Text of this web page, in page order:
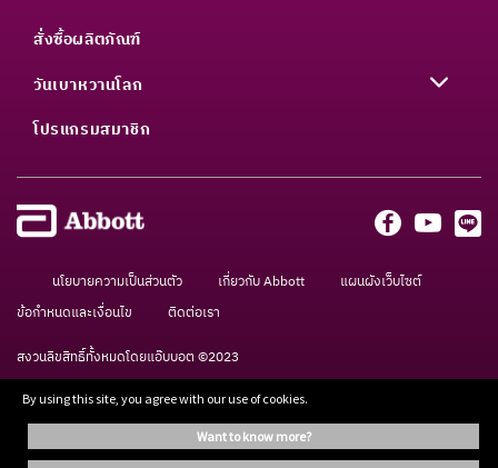
สั่งซื้อผลิตภัณฑ์
วันเบาหวานโลก
โปรแกรมสมาชิก
นโยบายความเป็นส่วนตัว เกี่ยวกับ Abbott
แผนผังเว็บไซต์
ข้อกำหนดและเงื่อนไข
ติดต่อเรา
สงวนลิขสิทธิ์ทั้งหมดโดยแอ๊บบอต ©2023
เอนชัวร์อาหารทางการแพทย์ กรุณาใช้ภายใต้การดูแลของแพทย์ ข้อมูลบนเว็บไซต์นี้จัด
ทำขึ้นเพื่อให้ข้อมูลเท่านั้น ไม่ได้เป็นคำแนะนำจากผู้เชี่ยวชาญแต่อย่างใด กรุณาปรึกษา
By using this site, you agree with our use of cookies.
want to know more?